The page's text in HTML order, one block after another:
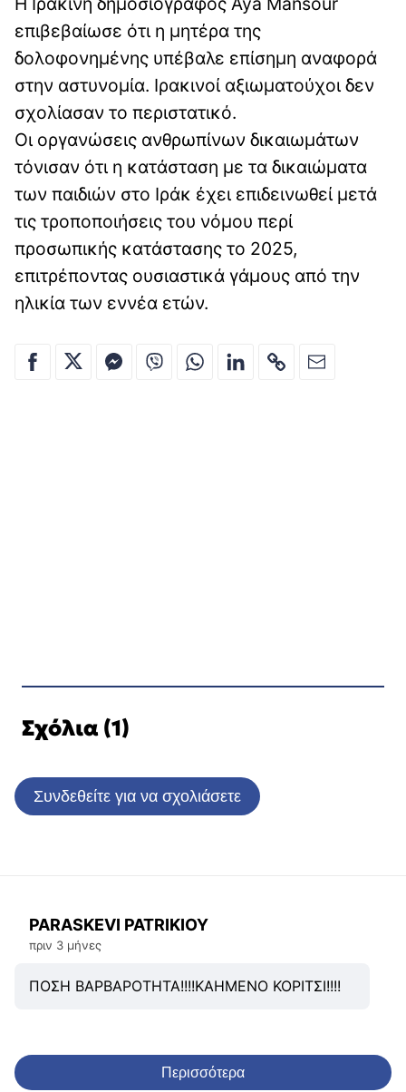
επιβεβαίωσε ότι η μητέρα της
δολοφονημένης υπέβαλε επίσημη αναφορά
στην αστυνομία. Ιρακινοί αξιωματούχοι δεν
σχολίασαν το περιστατικό.
Οι οργανώσεις ανθρωπίνων δικαιωμάτων
τόνισαν ότι η κατάσταση με τα δικαιώματα
των παιδιών στο Ιράκ έχει επιδεινωθεί μετά
τις τροποποιήσεις του νόμου περί
προσωπικής κατάστασης το 2025,
επιτρέποντας ουσιαστικά γάμους από την
ηλικία των εννέα ετών.
Σχόλια (1)
Συνδεθείτε για να σχολιάσετε
PARASKEVI PATRIKIOY
πριν 3 μήνες
ΠΟΣΗ ΒΑΡΒΑΡΟΤΗΤΑ!!!!ΚΑΗΜΕΝΟ ΚΟΡΙΤΣΙ!!!!
Περισσότερα